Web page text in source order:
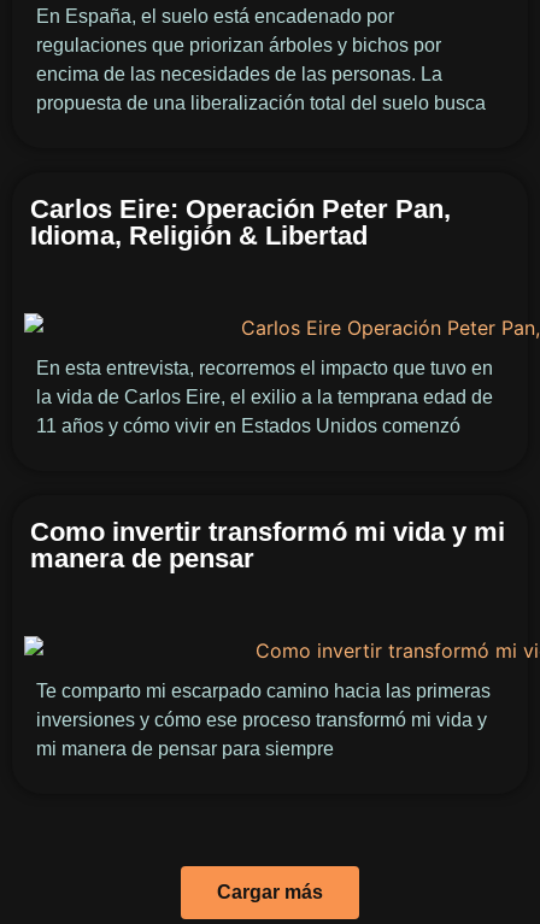
En España, el suelo está encadenado por
regulaciones que priorizan árboles y bichos por
encima de las necesidades de las personas. La
propuesta de una liberalización total del suelo busca
Carlos Eire: Operación Peter Pan,
Idioma, Religión & Libertad
En esta entrevista, recorremos el impacto que tuvo en
la vida de Carlos Eire, el exilio a la temprana edad de
11 años y cómo vivir en Estados Unidos comenzó
Como invertir transformó mi vida y mi
manera de pensar
Te comparto mi escarpado camino hacia las primeras
inversiones y cómo ese proceso transformó mi vida y
mi manera de pensar para siempre
Cargar más